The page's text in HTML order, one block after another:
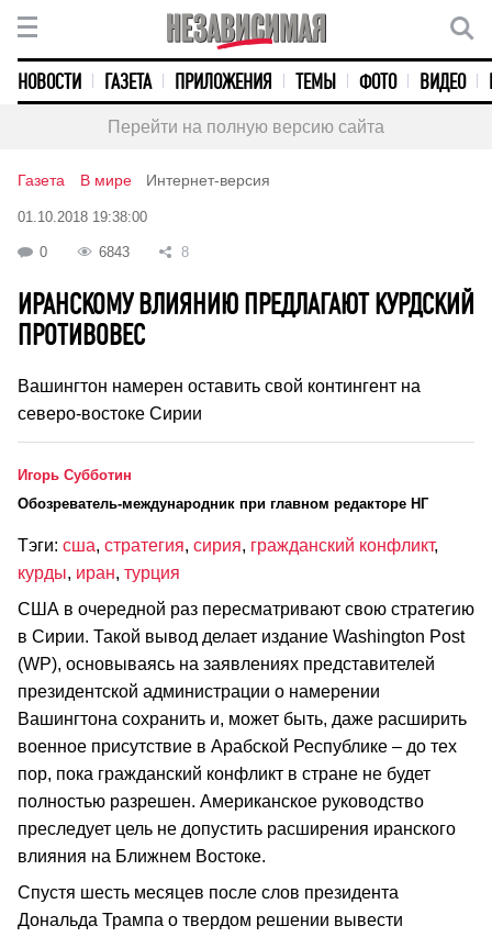
НОВОСТИ ГАЗЕТА ПРИЛОЖЕНИЯ ТЕМЫ ФОТО ВИДЕО
Перейти на полную версию сайта
Газета В мире Интернет-версия
01.10.2018 19:38:00
0 6843 8
ИРАНСКОМУ ВЛИЯНИЮ ПРЕДЛАГАЮТ КУРДСКИЙ
ПРОТИВОВЕС
Вашингтон намерен оставить свой контингент на
северо-востоке Сирии
Игорь Субботин
Обозреватель-международник при главном редакторе НГ
Тэги: сша, стратегия, сирия, гражданский конфликт,
курды, иран, турция
США в очередной раз пересматривают свою стратегию
в Сирии. Такой вывод делает издание Washington Post
(WP), основываясь на заявлениях представителей
президентской администрации о намерении
Вашингтона сохранить и, может быть, даже расширить
военное присутствие в Арабской Республике – до тех
пор, пока гражданский конфликт в стране не будет
полностью разрешен. Американское руководство
преследует цель не допустить расширения иранского
влияния на Ближнем Востоке.
Спустя шесть месяцев после слов президента
Дональда Трампа о твердом решении вывести